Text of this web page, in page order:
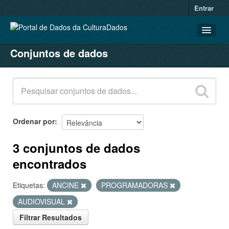
Entrar
CONJUNTOS DE DADOS
ORGANIZAÇÕES
GRUPOS
SOBRE
Conjuntos de dados
Ordenar por
3 conjuntos de dados
encontrados
Etiquetas: ANCINE
PROGRAMADORAS
AUDIOVISUAL
Filtrar Resultados